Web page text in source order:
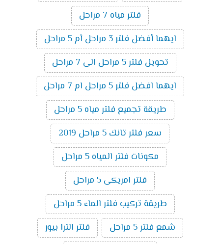
فلتر مياه 7 مراحل
ايهما أفضل فلتر 3 مراحل أم 5 مراحل
تحويل فلتر 5 مراحل الى 7 مراحل
ايهما افضل فلتر 5 مراحل ام 7 مراحل
طريقة تجميع فلتر مياه 5 مراحل
سعر فلتر تانك 5 مراحل 2019
مكونات فلتر المياه 5 مراحل
فلتر امريكى 5 مراحل
طريقة تركيب فلتر الماء 5 مراحل
شمع فلتر 5 مراحل
فلتر الترا بيور